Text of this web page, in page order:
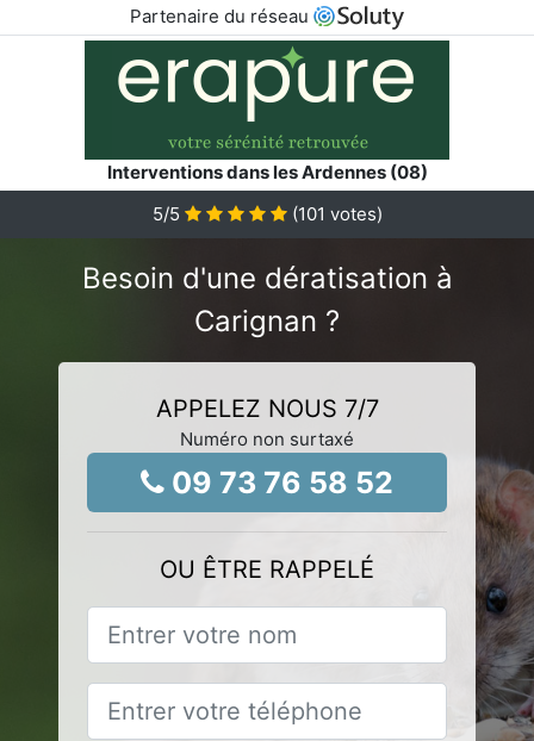
Partenaire du réseau
Interventions dans les Ardennes (08)
5/5 (101 votes)
Besoin d'une dératisation à
Carignan ?
APPELEZ NOUS 7/7
Numéro non surtaxé
09 73 76 58 52
OU ÊTRE RAPPELÉ